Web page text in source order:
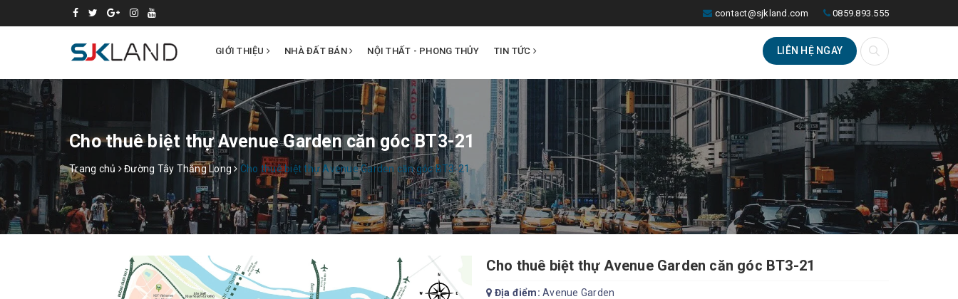
0859.893.555
contact@sjkland.com
GIỚI THIỆU NHÀ ĐẤT BÁN NỘI THẤT - PHONG THỦY TIN TỨC LIÊN HỆ NGAY
Cho thuê biệt thự Avenue Garden căn góc BT3-21
Trang chủ Đường Tây Thăng Long Cho thuê biệt thự Avenue Garden căn góc BT3-21
Cho thuê biệt thự Avenue Garden căn góc BT3-21
Địa điểm: Avenue Garden